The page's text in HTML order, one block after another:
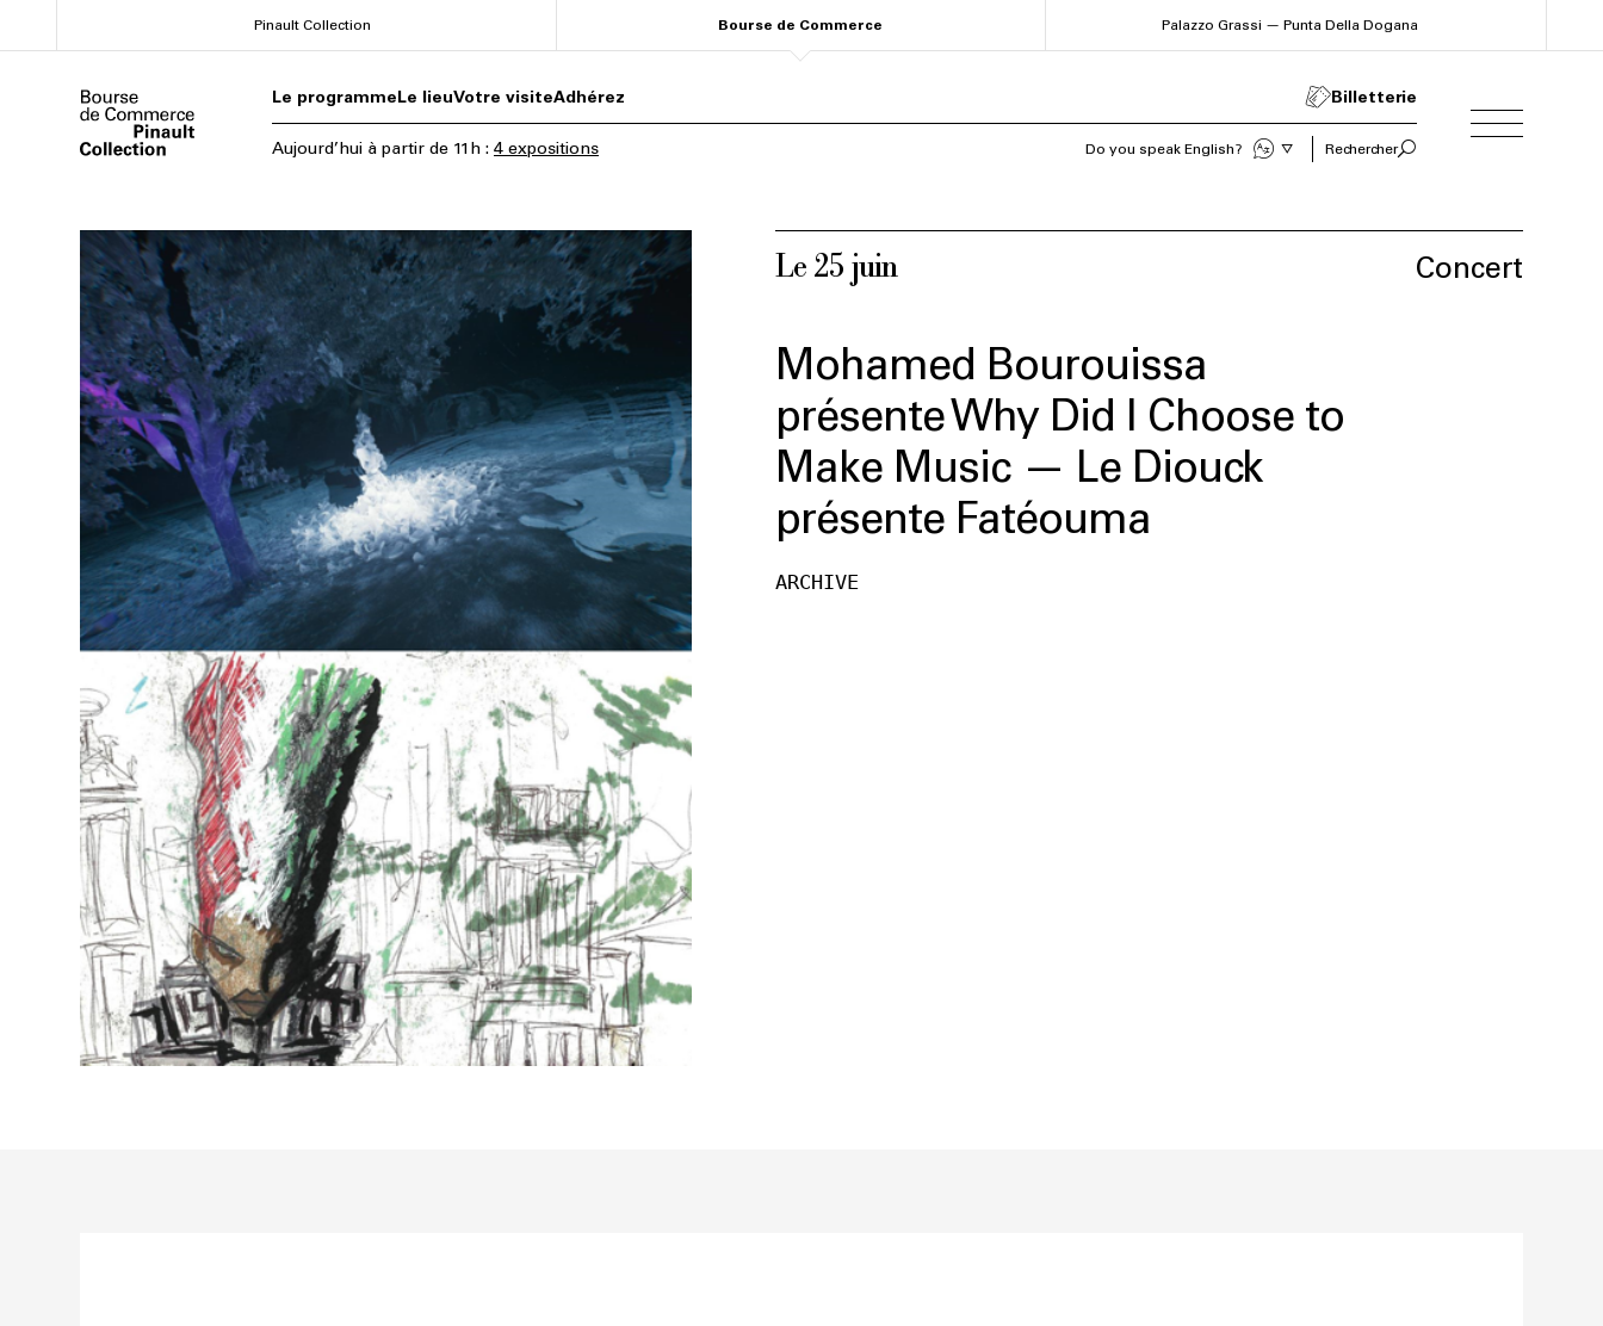
au
principal
Pinault Collection Bourse de Commerce Palazzo Grassi — Punta Della Dogana
Le programmeLe lieuVotre visiteAdhérez Billetterie
Aujourd’hui à partir de 11h : 4 expositions
Do you speak English?
Sprechen Sie Deutsch?
Rechercher
Le 25 juin Concert
Mohamed Bourouissa
présente Why Did I Choose to
Make Music — Le Diouck
présente Fatéouma
ARCHIVE